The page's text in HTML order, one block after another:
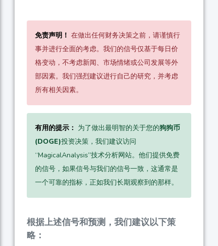
免责声明！ 在做出任何财务决策之前，请谨慎行
事并进行全面的考虑。我们的信号仅基于每日价
格变动，不考虑新闻、市场情绪或公司发展等外
部因素。我们强烈建议进行自己的研究，并考虑
所有相关因素。
有用的提示： 为了做出最明智的关于您的狗狗币
(DOGE)投资决策，我们建议访问
“MagicalAnalysis”技术分析网站。他们提供免费
的信号，如果信号与我们的信号一致，这通常是
一个可靠的指标，正如我们长期观察到的那样。
根据上述信号和预测，我们建议以下策
略：